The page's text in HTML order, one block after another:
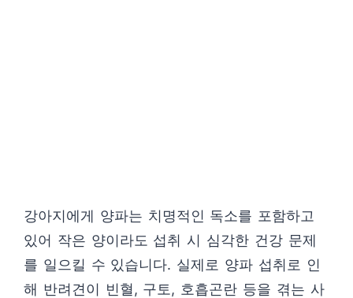
강아지에게 양파는 치명적인 독소를 포함하고
있어 작은 양이라도 섭취 시 심각한 건강 문제
를 일으킬 수 있습니다. 실제로 양파 섭취로 인
해 반려견이 빈혈, 구토, 호흡곤란 등을 겪는 사